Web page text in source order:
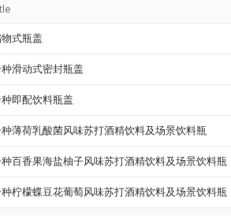
式瓶盖
滑动式密封瓶盖
即配饮料瓶盖
薄荷乳酸菌风味苏打酒精饮料及场景饮料瓶
百香果海盐柚子风味苏打酒精饮料及场景饮料瓶
柠檬蝶豆花葡萄风味苏打酒精饮料及场景饮料瓶